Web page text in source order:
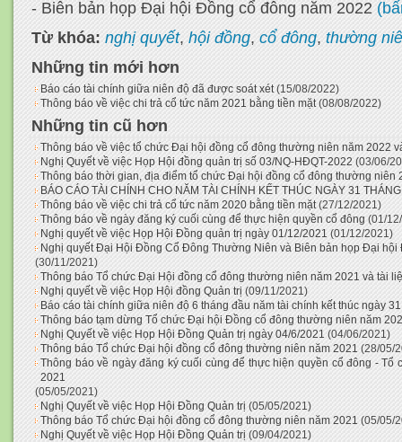
- Biên bản họp Đại hội Đồng cổ đông năm 2022
Từ khóa: nghị quyết, hội đồng, cổ đông, thường
Những tin mới hơn
Báo cáo tài chính giữa niên độ đã được soát xét (15/08/2022)
Thông báo về việc chi trả cổ tức năm 2021 bằng tiền mặt (08/08/2022)
Những tin cũ hơn
Thông báo về việc tổ chức Đại hội đồng cổ đông thường niên năm 2022
Nghị Quyết về việc Họp Hội đồng quản trị số 03/NQ-HĐQT-2022 (03/06/
Thông báo thời gian, địa điểm tổ chức Đại hội đồng cổ đông thường niên
BÁO CÁO TÀI CHÍNH CHO NĂM TÀI CHÍNH KẾT THÚC NGÀY 31
Thông báo về việc chi trả cổ tức năm 2020 bằng tiền mặt (27/12/2021)
Thông báo về ngày đăng ký cuối cùng để thực hiện quyền cổ đông (01/
Nghị quyết về việc Họp Hội Đồng quản trị ngày 01/12/2021 (01/12/2021)
Nghị quyết Đại Hội Đồng Cổ Đông Thường Niên và Biên bản họp Đại hội
(30/11/2021)
Thông báo Tổ chức Đại Hội đồng cổ đông thường niên năm 2021 và tài
Nghị quyết về việc Họp Hội đồng Quản trị (09/11/2021)
Báo cáo tài chính giữa niên độ 6 tháng đầu năm tài chính kết thúc ngày
Thông báo tạm dừng Tổ chức Đại hội Đồng cổ đông thường niên năm
Nghị Quyết về việc Họp Hội Đồng Quản trị ngày 04/6/2021 (04/06/2021)
Thông báo Tổ chức Đại hội đồng cổ đông thường niên năm 2021 (28/05/
Thông báo về ngày đăng ký cuối cùng để thực hiện quyền cổ đông -
2021
(05/05/2021)
Nghị Quyết về việc Họp Hội Đồng Quản trị (05/05/2021)
Thông báo Tổ chức Đại hội đồng cổ đông thường niên năm 2021 (05/05/
Nghị Quyết về việc Họp Hội Đồng Quản trị (09/04/2021)